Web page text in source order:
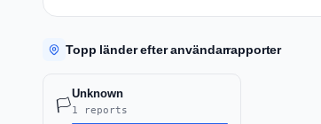
Topp länder efter användarrapporter
🏳️
Unknown
1 reports